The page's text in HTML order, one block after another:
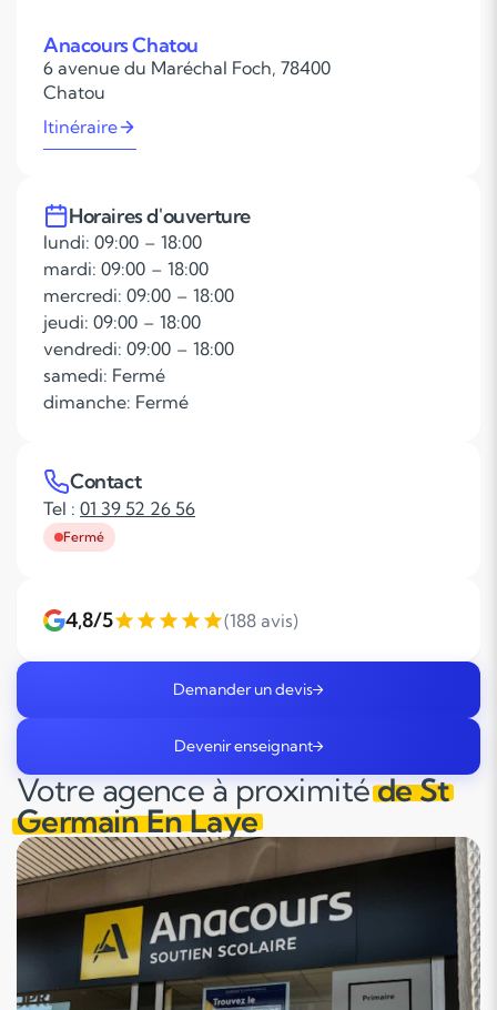
Votre agence à proximitéde St
Germain En Laye
Anacours Chatou
6 avenue du Maréchal Foch, 78400
Chatou
Itinéraire
Horaires d'ouverture
lundi: 09:00 – 18:00
mardi: 09:00 – 18:00
mercredi: 09:00 – 18:00
jeudi: 09:00 – 18:00
vendredi: 09:00 – 18:00
samedi: Fermé
dimanche: Fermé
Contact
Tel : 01 39 52 26 56
Fermé
4,8/5 (188 avis)
Demander un devis
Devenir enseignant